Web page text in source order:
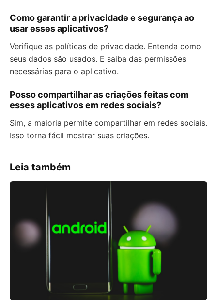
Como garantir a privacidade e segurança ao
usar esses aplicativos?
Verifique as políticas de privacidade. Entenda como
seus dados são usados. E saiba das permissões
necessárias para o aplicativo.
Posso compartilhar as criações feitas com
esses aplicativos em redes sociais?
Sim, a maioria permite compartilhar em redes sociais.
Isso torna fácil mostrar suas criações.
Leia também